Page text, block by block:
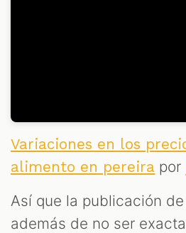
Variaciones en los
alimento en pereira por
Así que la publicación
además de no ser